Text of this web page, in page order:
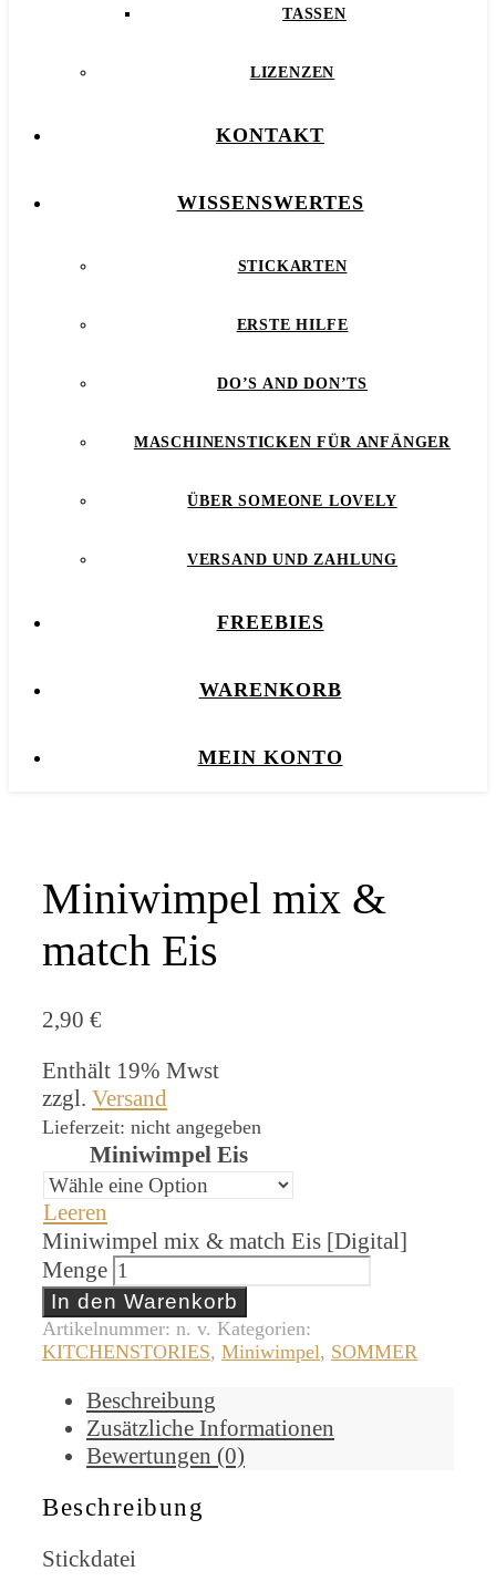
TASSEN
LIZENZEN
KONTAKT
WISSENSWERTES
STICKARTEN
ERSTE HILFE
DO’S AND DON’TS
MASCHINENSTICKEN FÜR ANFÄNGER
ÜBER SOMEONE LOVELY
VERSAND UND ZAHLUNG
FREEBIES
WARENKORB
MEIN KONTO
Miniwimpel mix &
match Eis
2,90 €
Enthält 19% Mwst
zzgl. Versand
Lieferzeit: nicht angegeben
Miniwimpel Eis
Leeren
Miniwimpel mix & match Eis [Digital]
Menge
In den Warenkorb
Artikelnummer: n. v. Kategorien:
KITCHENSTORIES, Miniwimpel, SOMMER
Beschreibung
Zusätzliche Informationen
Bewertungen (0)
Beschreibung
Stickdatei